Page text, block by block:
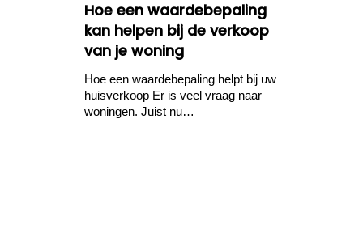
Hoe een waardebepaling
kan helpen bij de verkoop
van je woning
Hoe een waardebepaling helpt bij uw
huisverkoop Er is veel vraag naar
woningen. Juist nu…